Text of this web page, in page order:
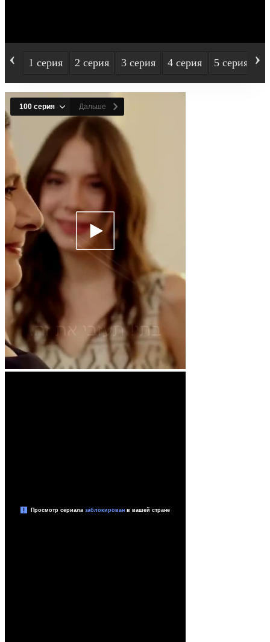
‹ 1 серия 2 серия 3 серия 4 серия 5 серия ›